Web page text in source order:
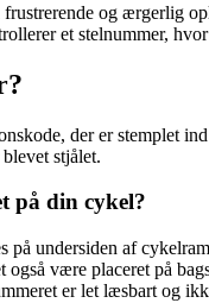
og ærgerlig
et stelnummer,
der er stemplet
stjålet.
på din cykel?
på undersiden af
også være placeret på
er let læsbart og